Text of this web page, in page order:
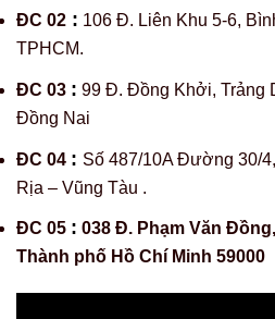
ĐC 02 : 106 Đ. Liên Khu 5-6,
TPHCM.
ĐC 03 : 99 Đ. Đồng Khởi, Trảng
Đồng Nai
ĐC 04 : Số 487/10A Đường 30/
Rịa – Vũng Tàu .
ĐC 05 : 038 Đ. Phạm Văn
Thành phố Hồ Chí Minh 59000